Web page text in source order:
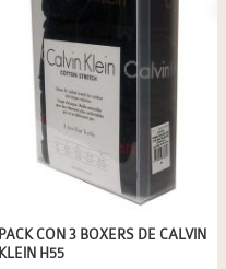
PACK CON 3 BOXERS DE CALVIN
KLEIN H55